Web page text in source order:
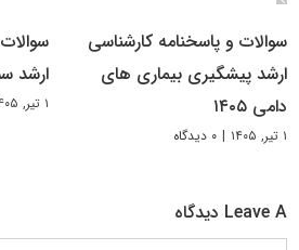
سوالات و پاسخنامه کارشناسی
ارشد پیشگیری بیماری های
دامی ۱۴۰۵
۱ تیر, ۱۴۰۵ | ۰ دیدگاه
ارشد
۱ تیر, ۱۴۰۵
Leave A دیدگاه